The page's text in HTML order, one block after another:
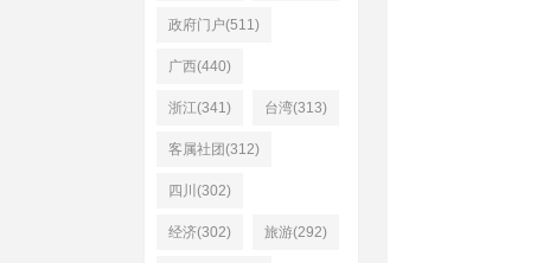
政府门户(511)
广西(440)
浙江(341) 台湾(313)
客属社团(312)
四川(302)
经济(302) 旅游(292)